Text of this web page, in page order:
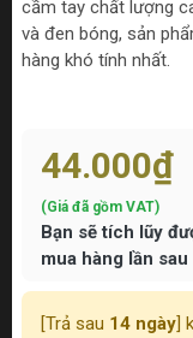
cầm tay chất lượng
và đen bóng, sản
hàng khó tính nhất.
44.000₫
(Giá đã gồm VAT)
Bạn sẽ tích lũy
mua hàng lần sau
[Trả sau 14 ngày